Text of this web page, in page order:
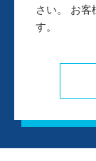
さい。 お客
す。